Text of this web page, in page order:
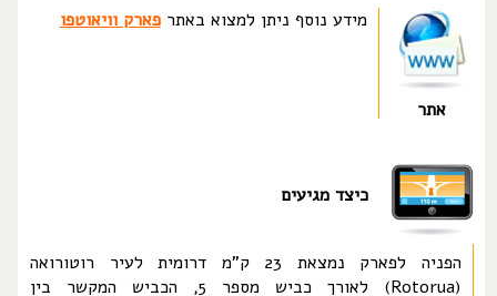
אתר
מידע נוסף ניתן למצוא באתרפארק וויאוטפו
כיצד מגיעים
הפניה לפארק נמצאת 23 ק"מ דרומית לעיר רוטורואה
(Rotorua) לאורך כביש מספר 5, הכביש המקשר בין